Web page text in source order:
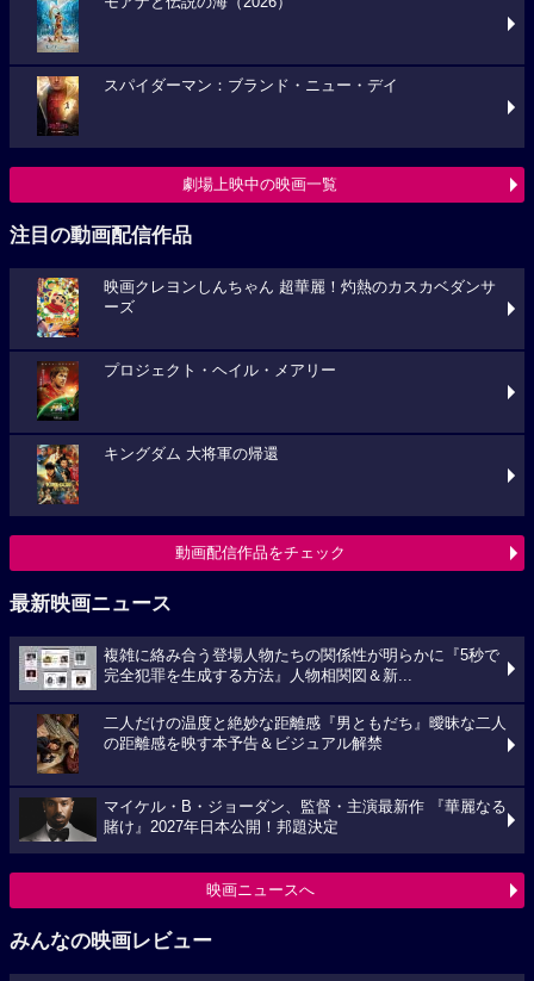
スパイダーマン：ブランド・ニュー・デイ
劇場上映中の映画一覧
注目の動画配信作品
映画クレヨンしんちゃん 超華麗！灼熱のカスカベダンサ
ーズ
プロジェクト・ヘイル・メアリー
キングダム 大将軍の帰還
動画配信作品をチェック
最新映画ニュース
複雑に絡み合う登場人物たちの関係性が明らかに『5秒で
完全犯罪を生成する方法』人物相関図＆新...
二人だけの温度と絶妙な距離感『男ともだち』曖昧な二人
の距離感を映す本予告＆ビジュアル解禁
マイケル・B・ジョーダン、監督・主演最新作 『華麗なる
賭け』2027年日本公開！邦題決定
映画ニュースへ
みんなの映画レビュー